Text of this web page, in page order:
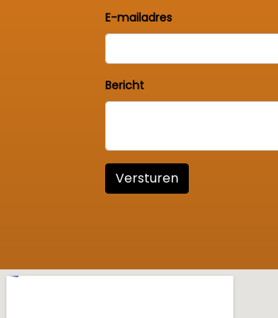
E-mailadres
Bericht
Versturen